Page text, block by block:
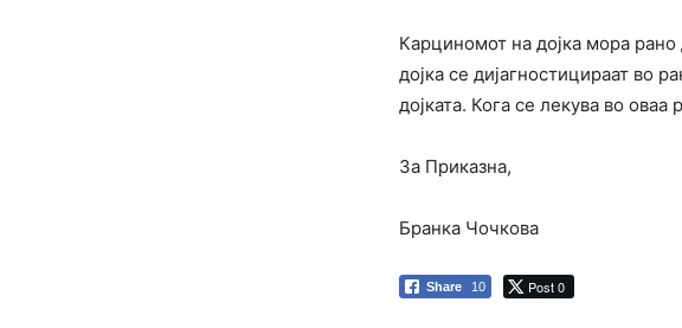
Карциномот на дојка мора
дојка се дијагностицираат во
дојката. Кога се лекува во
За Приказна,
Бранка Чочкова
Share 10 Post 0